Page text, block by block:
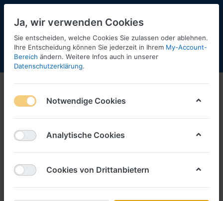
Menü Anmelden Shopaktualisierung
Ja, wir verwenden Cookies
Sie entscheiden, welche Cookies Sie zulassen oder ablehnen.
Ihre Entscheidung können Sie jederzeit in Ihrem My-Account-
Bereich ändern. Weitere Infos auch in unserer
Datenschutzerklärung.
Notwendige Cookies
Analytische Cookies
Cookies von Drittanbietern